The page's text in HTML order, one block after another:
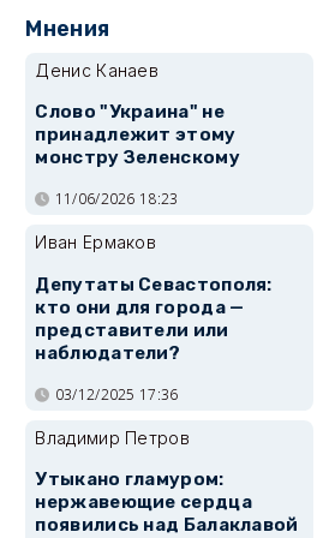
Мнения
Денис Канаев
Слово "Украина" не
принадлежит этому
монстру Зеленскому
11/06/2026 18:23
Иван Ермаков
Депутаты Севастополя:
кто они для города —
представители или
наблюдатели?
03/12/2025 17:36
Владимир Петров
Утыкано гламуром:
нержавеющие сердца
появились над Балаклавой